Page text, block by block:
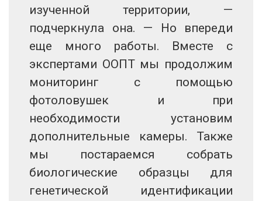
изученной территории, —
подчеркнула она. — Но впереди
еще много работы. Вместе с
экспертами ООПТ мы продолжим
мониторинг с помощью
фотоловушек и при
необходимости установим
дополнительные камеры. Также
мы постараемся собрать
биологические образцы для
генетической идентификации